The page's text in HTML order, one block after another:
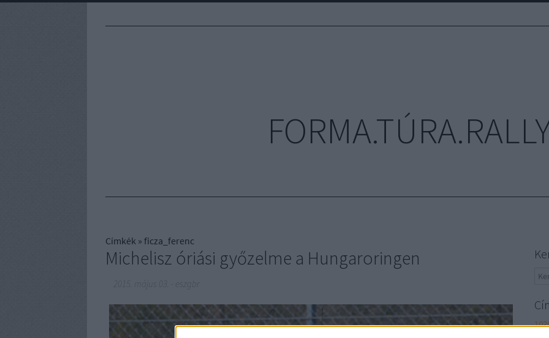
Címkék » ficza_ferenc
Michelisz óriási győzelme a Hungaroringen